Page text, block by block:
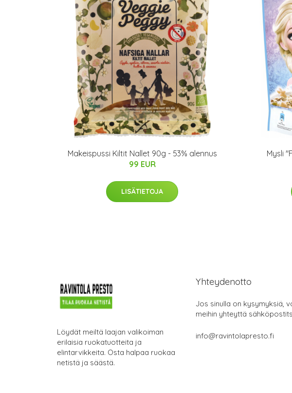
Makeispussi Kiltit Nallet 90g - 53% alennus
99 EUR
LISÄTIETOJA
Mysli
Löydät meiltä laajan valikoiman
erilaisia ruokatuotteita ja
elintarvikkeita. Osta halpaa ruokaa
netistä ja säästä.
Yhteydenotto
Jos sinulla on kysymyksiä,
meihin yhteyttä
info@ravintolapresto.fi